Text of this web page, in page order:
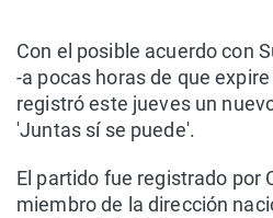
Con el posible acuerdo con
-a pocas horas de que
registró este jueves un
'Juntas sí se puede'.
El partido fue registrado por
miembro de la dirección